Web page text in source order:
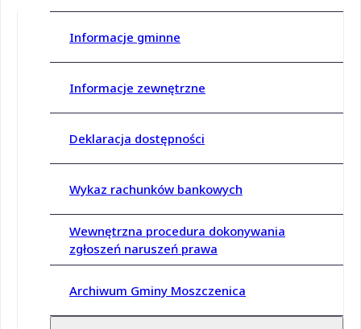
Informacje gminne
Informacje zewnętrzne
Deklaracja dostępności
Wykaz rachunków bankowych
Wewnętrzna procedura dokonywania
zgłoszeń naruszeń prawa
Archiwum Gminy Moszczenica